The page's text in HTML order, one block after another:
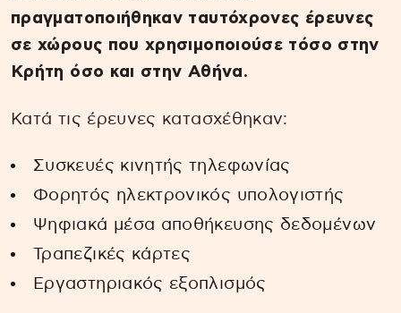
πραγματοποιήθηκαν ταυτόχρονες έρευνες
σε χώρους που χρησιμοποιούσε τόσο στην
Κρήτη όσο και στην Αθήνα.
Κατά τις έρευνες κατασχέθηκαν:
Συσκευές κινητής τηλεφωνίας
Φορητός ηλεκτρονικός υπολογιστής
Ψηφιακά μέσα αποθήκευσης δεδομένων
Τραπεζικές κάρτες
Εργαστηριακός εξοπλισμός